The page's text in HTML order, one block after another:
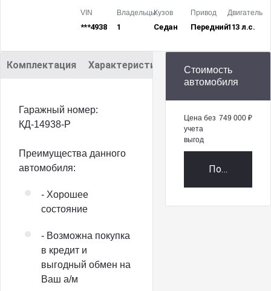
VIN
***4938
Владельцы
1
Кузов
Седан
Привод
Передний
Двигатель
113 л.с.
Комплектация Характеристики Описание
Гаражный номер:
КД-14938-Р
Преимущества данного
автомобиля:
- Хорошее
состояние
- Возможна покупка
в кредит и
выгодный обмен на
Ваш а/м
Стоимость
автомобиля
Цена без
учета
выгод
749 000 ₽
Получить